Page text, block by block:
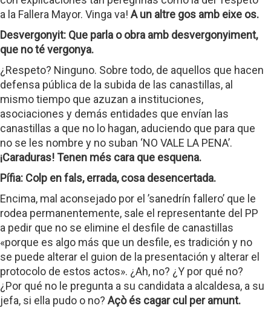
a la Fallera Mayor. Vinga va! A un altre gos amb eixe os.
Desvergonyit: Que parla o obra amb desvergonyiment,
que no té vergonya.
¿Respeto? Ninguno. Sobre todo, de aquellos que hacen
defensa pública de la subida de las canastillas, al
mismo tiempo que azuzan a instituciones,
asociaciones y demás entidades que envían las
canastillas a que no lo hagan, aduciendo que para que
no se les nombre y no suban ‘NO VALE LA PENA’.
¡Caraduras! Tenen més cara que esquena.
Pífia: Colp en fals, errada, cosa desencertada.
Encima, mal aconsejado por el ’sanedrín fallero’ que le
rodea permanentemente, sale el representante del PP
a pedir que no se elimine el desfile de canastillas
«porque es algo más que un desfile, es tradición y no
se puede alterar el guion de la presentación y alterar el
protocolo de estos actos». ¿Ah, no? ¿Y por qué no?
¿Por qué no le pregunta a su candidata a alcaldesa, a su
jefa, si ella pudo o no? Açò és cagar cul per amunt.